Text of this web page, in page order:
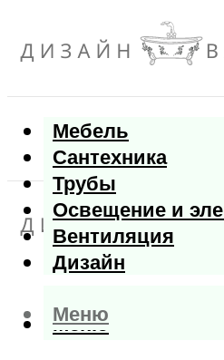
Мебель
Сантехника
Трубы
Освещение и
Вентиляция
Дизайн
Меню
Меню